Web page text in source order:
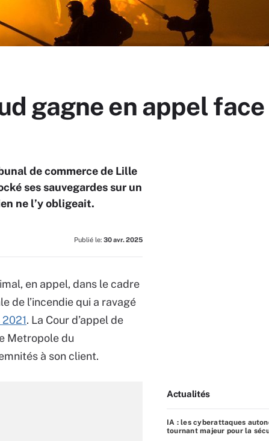
gagne en appel face
de commerce de Lille
ses sauvegardes sur un
ne l’y obligeait.
Publié le: 30 avr. 2025
en appel, dans le cadre
de l’incendie qui a ravagé
. La Cour d’appel de
Metropole du
à son client.
Actualités
IA : les cyberattaques
tournant majeur pour la